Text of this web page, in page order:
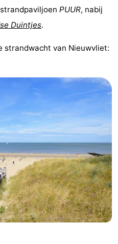
PUUR, nabij
Duintjes.
strandwacht van Nieuwvliet: